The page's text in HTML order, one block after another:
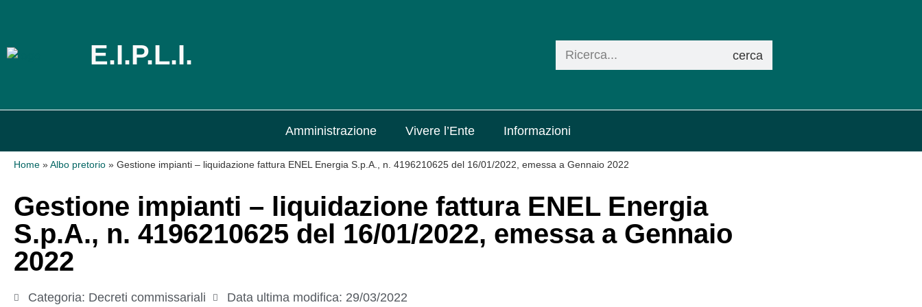
E.I.P.L.I. cerca
Amministrazione Vivere l’Ente Informazioni
Home » Albo pretorio » Gestione impianti – liquidazione fattura ENEL Energia S.p.A., n. 4196210625 del 16/01/2022, emessa a Gennaio 2022
Gestione impianti – liquidazione fattura ENEL Energia
S.p.A., n. 4196210625 del 16/01/2022, emessa a Gennaio
2022
Categoria: Decreti commissariali Data ultima modifica: 29/03/2022